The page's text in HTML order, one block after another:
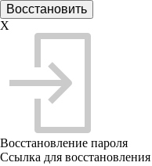
X
Восстановление пароля
Ссылка для